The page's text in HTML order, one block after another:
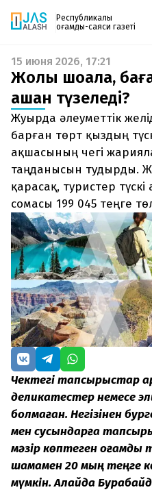
Республикалық
қоғамдық-саяси газеті
Жаңалықтар
Спорт
Live
Руханият
Аймақ
Архив
Заң және тәртіп
Редакциямен байланыс
+7 708 604 51 06
Жарнама бөлімі
+7 701 220 64 52
Пошта
Газетке жазылу
PDF форматтағы газетті ай
поштаңызға алып
шыққан сәтте сізге бірден
енгізіңіз, біз қалғанын
15 июня 2026, 17:21
Жолы шоқалақ,
қашан түзеледі?
Жуырда әлеуметтік
барған төрт қыздың
ақшасының чегі
таңданысын тудырды.
қарасақ, туристер
сомасы 199 045 теңге
Чектегі тапсырыстар
деликатестер немесе
болмаған. Негізінен
мен сусындарға
мәзір көптеген
шамамен 20 мың теңге
мүмкін. Алайда